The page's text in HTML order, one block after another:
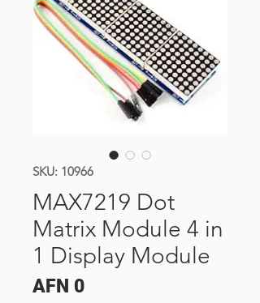
SKU: 10966
MAX7219 Dot
Matrix Module 4 in
1 Display Module
AFN 0Price